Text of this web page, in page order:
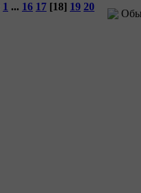
1 ... 16 17 [18] 19 20